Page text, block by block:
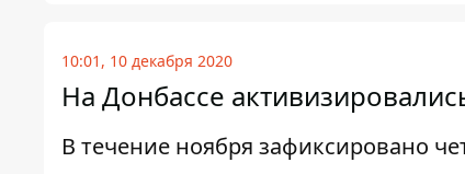
10:01, 10 декабря 2020
На Донбассе
В течение ноября зафиксировано